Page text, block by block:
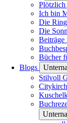
Plötzlich
Ich bin
Die
Die
Beiträge
Bücher
Blogs
Stilvoll